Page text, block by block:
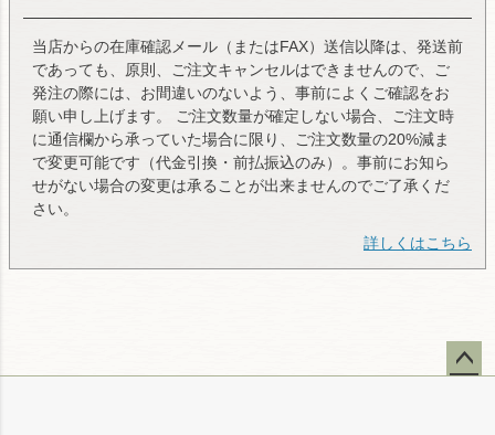
当店からの在庫確認メール（またはFAX）送信以降は、発送前
であっても、原則、ご注文キャンセルはできませんので、ご
発注の際には、お間違いのないよう、事前によくご確認をお
願い申し上げます。 ご注文数量が確定しない場合、ご注文時
に通信欄から承っていた場合に限り、ご注文数量の20%減ま
で変更可能です（代金引換・前払振込のみ）。事前にお知ら
せがない場合の変更は承ることが出来ませんのでご了承くだ
さい。
詳しくはこちら